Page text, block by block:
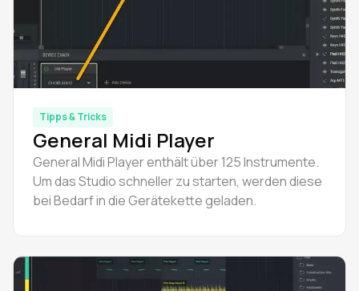
Tipps & Tricks
General Midi Player
General Midi Player enthält über 125 Instrumente.
Um das Studio schneller zu starten, werden diese
bei Bedarf in die Gerätekette geladen.